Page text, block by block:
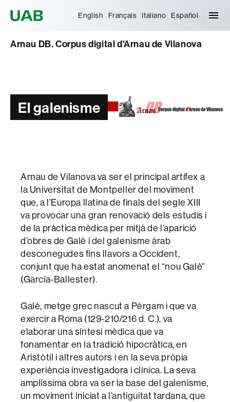
English Français Italiano Español
Arnau DB. Corpus digital d'Arnau de Vilanova
El galenisme
Arnau de Vilanova va ser el principal artífex a
la Universitat de Montpeller del moviment
que, a l’Europa llatina de finals del segle XIII
va provocar una gran renovació dels estudis i
de la pràctica mèdica per mitjà de l’aparició
d’obres de Galè i del galenisme àrab
desconegudes fins llavors a Occident,
conjunt que ha estat anomenat el “nou Galè”
(García-Ballester).
Galè, metge grec nascut a Pèrgam i que va
exercir a Roma (129-210/216 d. C.), va
elaborar una síntesi mèdica que va
fonamentar en la tradició hipocràtica, en
Aristòtil i altres autors i en la seva pròpia
experiència investigadora i clínica. La seva
amplíssima obra va ser la base del galenisme,
un moviment iniciat a l’antiguitat tardana, que